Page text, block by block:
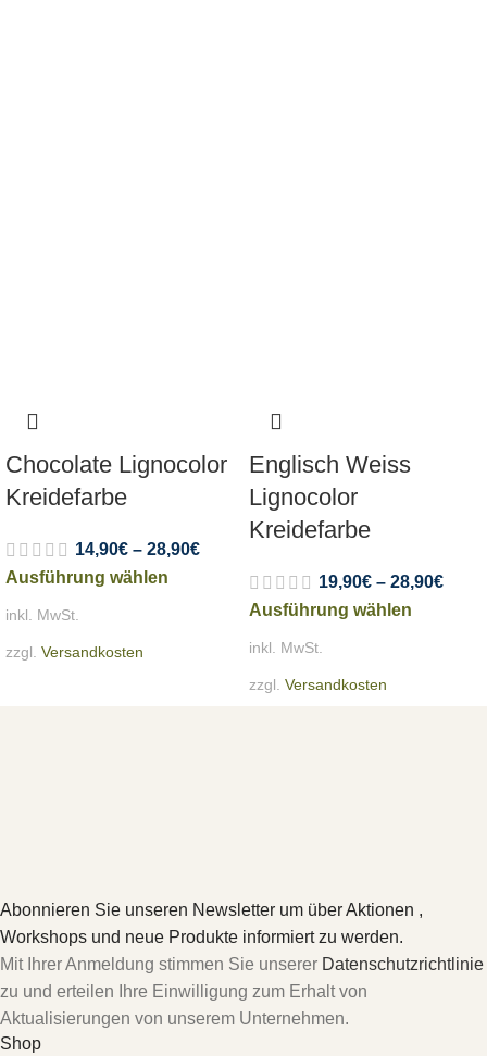
Chocolate Lignocolor
Kreidefarbe
14,90€ – 28,90€
Ausführung wählen
inkl. MwSt.
zzgl. Versandkosten
Englisch Weiss
Lignocolor
Kreidefarbe
19,90€ – 28,90€
Ausführung wählen
inkl. MwSt.
zzgl. Versandkosten
Abonnieren Sie unseren Newsletter um über Aktionen ,
Workshops und neue Produkte informiert zu werden.
Mit Ihrer Anmeldung stimmen Sie unserer Datenschutzrichtlinie
zu und erteilen Ihre Einwilligung zum Erhalt von
Aktualisierungen von unserem Unternehmen.
Shop